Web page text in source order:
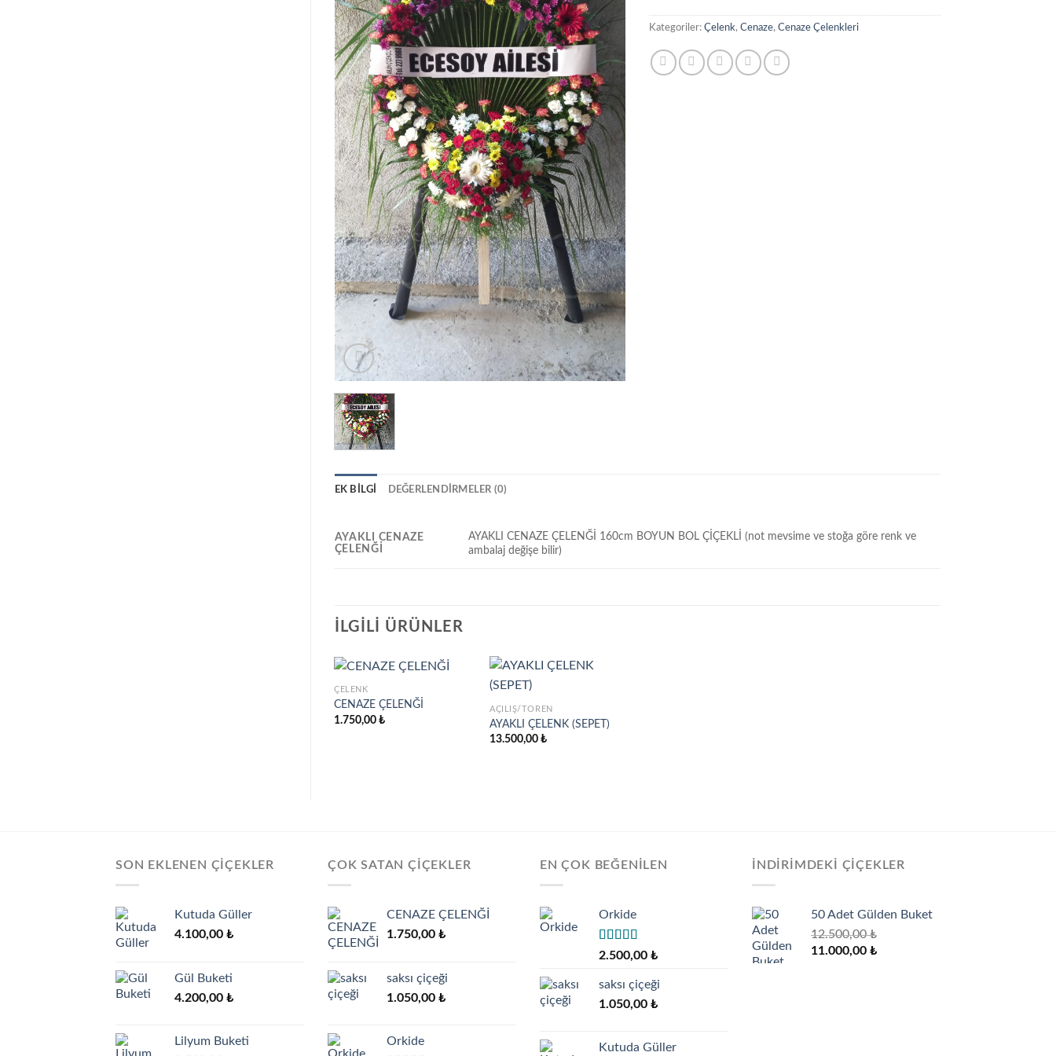
Kategoriler:Çelenk,Cenaze,Cenaze Çelenkleri
EK BILGI DEĞERLENDIRMELER (0)
AYAKLI CENAZE
ÇELENĞİ
AYAKLI CENAZE ÇELENĞİ 160cm BOYUN BOL ÇİÇEKLİ (not mevsime ve stoğa göre renk ve
ambalaj değişe bilir)
İLGILI ÜRÜNLER
ÇELENK
CENAZE ÇELENĞİ
1.750,00₺
Add to
AÇILIŞ/TÖREN
AYAKLI ÇELENK (SEPET)
13.500,00₺
SON EKLENEN ÇIÇEKLER
Kutuda Güller
4.100,00 ₺
Gül Buketi
4.200,00 ₺
Lilyum Buketi
ÇOK SATAN ÇIÇEKLER
CENAZE ÇELENĞİ
1.750,00 ₺
saksı çiçeği
1.050,00 ₺
Orkide
EN ÇOK BEĞENILEN
Orkide
5 üzerinden
2.500,00 ₺
saksı çiçeği
1.050,00 ₺
Kutuda Güller
İNDIRIMDEKI ÇIÇEKLER
50 Adet Gülden Buket
12.500,00₺
Orijinal
11.000,00 ₺Şu